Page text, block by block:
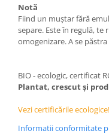
Notă
Fiind un muștar fără
separe. Este în regulă, te
omogenizare. A se
BIO - ecologic, certificat
Plantat, crescut și
Vezi certificările ecologice!
Informatii conformitate